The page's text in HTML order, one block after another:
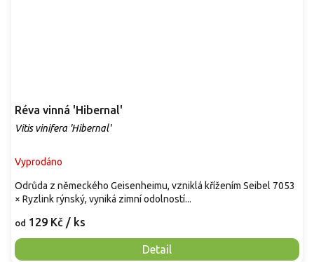
Réva vinná 'Hibernal'
Vitis vinifera 'Hibernal'
Vyprodáno
od 129 Kč / ks
Detail
Odrůda z německého Geisenheimu, vzniklá křížením Seibel 7053
× Ryzlink rýnský, vyniká zimní odolností...